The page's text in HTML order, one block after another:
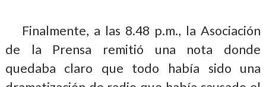
Finalmente, a las 8.48 p.m., la Asociación
de la Prensa remitió una nota donde
quedaba claro que todo había sido una